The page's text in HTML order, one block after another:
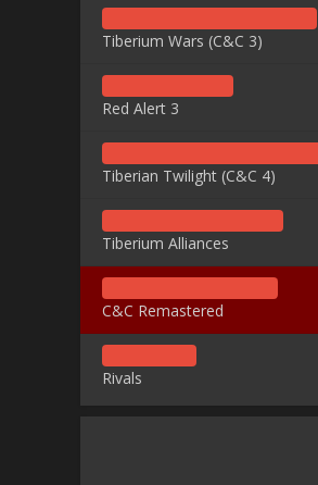
Tiberium Wars (C&C 3)
Red Alert 3
Tiberian Twilight (C&C 4)
Tiberium Alliances
C&C Remastered
Rivals